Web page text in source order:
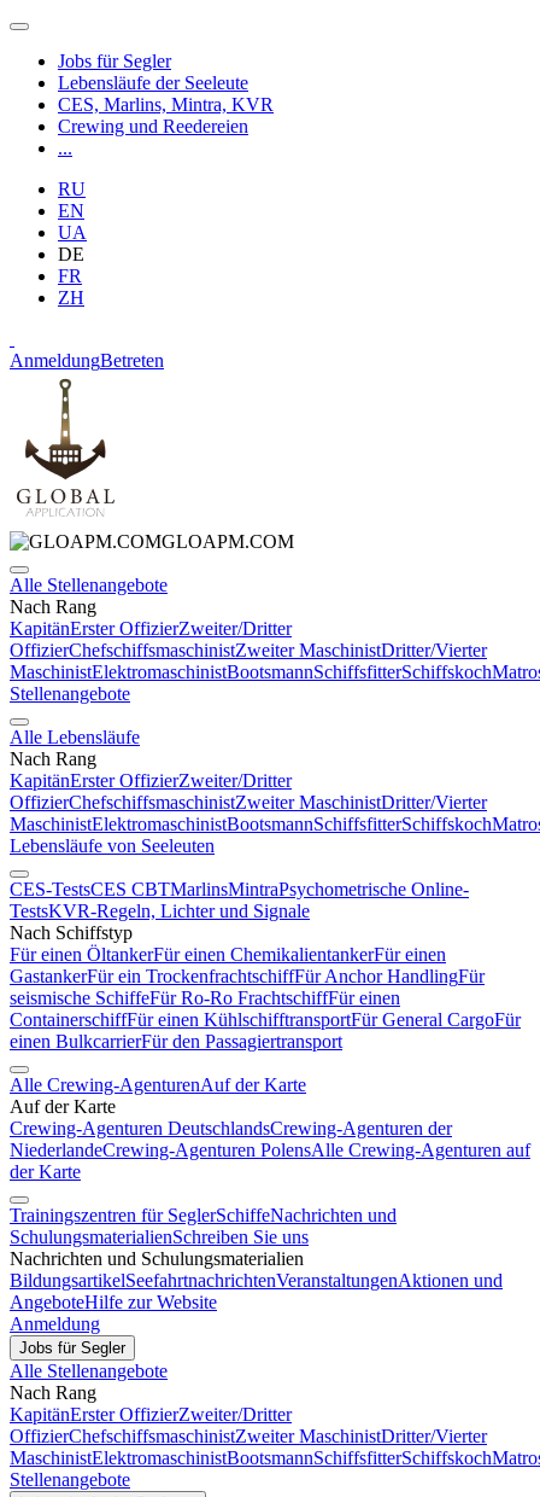
Jobs für Segler
Lebensläufe der Seeleute
CES, Marlins, Mintra, KVR
Crewing und Reedereien
...
RU
EN
UA
DE
FR
ZH
AnmeldungBetreten
GLOAPM.COM
Alle Stellenangebote
Nach Rang
KapitänErster OffizierZweiter/Dritter
OffizierChefschiffsmaschinistZweiter MaschinistDritter/Vierter
MaschinistElektromaschinistBootsmannSchiffsfitterSchiffskoch
Stellenangebote
Alle Lebensläufe
Nach Rang
KapitänErster OffizierZweiter/Dritter
OffizierChefschiffsmaschinistZweiter MaschinistDritter/Vierter
MaschinistElektromaschinistBootsmannSchiffsfitterSchiffskoch
Lebensläufe von Seeleuten
CES-TestsCES CBTMarlinsMintraPsychometrische Online-
TestsKVR-Regeln, Lichter und Signale
Nach Schiffstyp
Für einen ÖltankerFür einen ChemikalientankerFür einen
GastankerFür ein TrockenfrachtschiffFür Anchor HandlingFür
seismische SchiffeFür Ro-Ro FrachtschiffFür einen
ContainerschiffFür einen KühlschifftransportFür General CargoFür
einen BulkcarrierFür den Passagiertransport
Alle Crewing-AgenturenAuf der Karte
Auf der Karte
Crewing-Agenturen DeutschlandsCrewing-Agenturen der
NiederlandeCrewing-Agenturen PolensAlle Crewing-Agenturen auf
der Karte
Trainingszentren für SeglerSchiffeNachrichten und
SchulungsmaterialienSchreiben Sie uns
Nachrichten und Schulungsmaterialien
BildungsartikelSeefahrtnachrichtenVeranstaltungenAktionen und
AngeboteHilfe zur Website
Anmeldung
Jobs für Segler
Alle Stellenangebote
Nach Rang
KapitänErster OffizierZweiter/Dritter
OffizierChefschiffsmaschinistZweiter MaschinistDritter/Vierter
MaschinistElektromaschinistBootsmannSchiffsfitterSchiffskoch
Stellenangebote